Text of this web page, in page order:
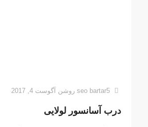
seo bartar5 روشن آگوست 4, 2017
درب آسانسور لولایی